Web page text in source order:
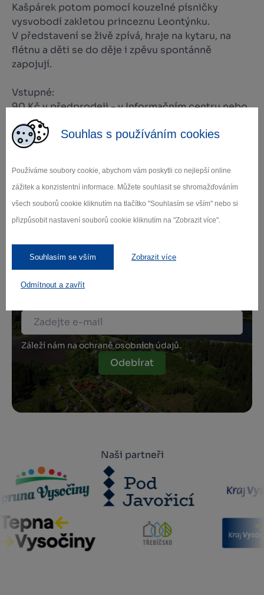
Souhlas s používáním cookies
Používáme soubory cookie, abychom vám poskytli co nejlepší online
zážitek a konzistentní informace. Můžete souhlasit se shromažďováním
všech souborů cookie kliknutím na tlačítko "Souhlasím se vším" nebo si
přizpůsobit nastavení souborů cookie kliknutím na "Zobrazit více".
Souhlasím se vším Zobrazit více
Odmítnout a zavřít
Kašpárek potom pomocí kouzelné písničky
vysvobodí zakletou princeznu Leontýnku.
V představení se živě zpívá, hraje na kytaru, na
flétnu a děti se do děje i zpěvu spontánně
zapojují.
Vstupné:
90 Kč v předprodeji - v Informačním centru nebo
zde: https://mks-
namest.cz/vismo/vstupenky.asp#/66
150 Kč na místě
Zamilujte si Vysočinu
Záleží nám na ochraně osobních údajů.
Odebírat
Naši partneři